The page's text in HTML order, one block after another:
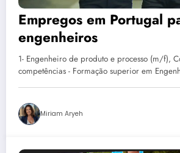
Empregos em Portugal
engenheiros
1- Engenheiro de produto e processo (m/f),
competências - Formação superior em
Miriam Aryeh